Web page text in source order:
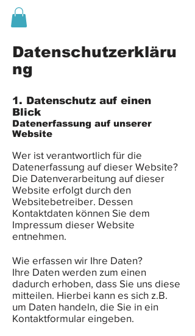
Datenschutzerkläru
ng
1. Datenschutz auf einen
Blick
Datenerfassung auf unserer
Website
Wer ist verantwortlich für die
Datenerfassung auf dieser Website?
Die Datenverarbeitung auf dieser
Website erfolgt durch den
Websitebetreiber. Dessen
Kontaktdaten können Sie dem
Impressum dieser Website
entnehmen.
Wie erfassen wir Ihre Daten?
Ihre Daten werden zum einen
dadurch erhoben, dass Sie uns diese
mitteilen. Hierbei kann es sich z.B.
um Daten handeln, die Sie in ein
Kontaktformular eingeben.